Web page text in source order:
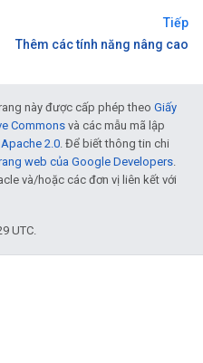
Tiếp
Thêm các tính năng nâng cao
này được cấp phép theo Giấy
Commons và các mẫu mã lập
2.0. Để biết thông tin chi
web của Google Developers.
và/hoặc các đơn vị liên kết với
UTC.